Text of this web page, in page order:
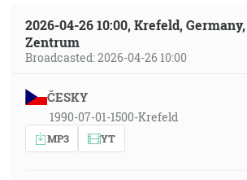
2026-04-26 10:00, Krefeld,
Zentrum
Broadcasted: 2026-04-26 10:00
ČESKY
1990-07-01-1500-Krefeld
MP3 YT